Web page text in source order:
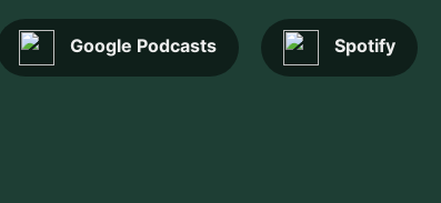
Google Podcasts Spotify